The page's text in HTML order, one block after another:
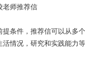
老师推荐信
条件，推荐信可以从多
情况，研究和实践能力等